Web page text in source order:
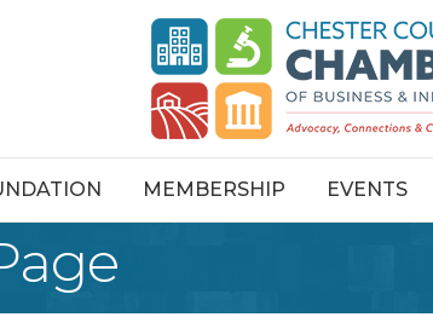
MEMBERSHIP EVENTS